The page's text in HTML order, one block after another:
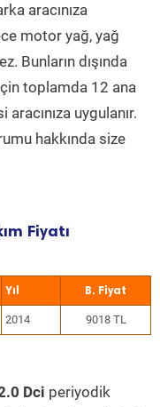
aracınıza
motor yağ, yağ
Bunların dışında
için toplamda 12 ana
uygulanır.
hakkında size
Fiyatı
Yıl
2014 9018 TL
Dci periyodik